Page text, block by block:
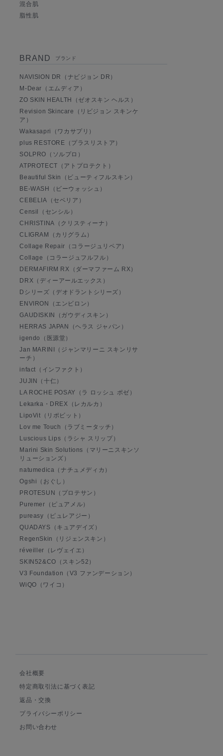
混合肌
脂性肌
BRAND ブランド
NAVISION DR（ナビジョン DR）
M-Dear（エムディア）
ZO SKIN HEALTH（ゼオスキン ヘルス）
Revision Skincare（リビジョン スキンケ
ア）
Wakasapri（ワカサプリ）
plus RESTORE（プラスリストア）
SOLPRO（ソルプロ）
ATPROTECT（アトプロテクト）
Beautiful Skin（ビューティフルスキン）
BE-WASH（ビーウォッシュ）
CEBELIA（セベリア）
Censil（センシル）
CHRISTINA（クリスティーナ）
CLIGRAM（カリグラム）
Collage Repair（コラージュリペア）
Collage（コラージュフルフル）
DERMAFIRM RX（ダーマファーム RX）
DRX（ディーアールエックス）
Dシリーズ（デオドラントシリーズ）
ENVIRON（エンビロン）
GAUDISKIN（ガウディスキン）
HERRAS JAPAN（ヘラス ジャパン）
igendo（医源堂）
Jan MARINI（ジャンマリーニ スキンリサ
ーチ）
infact（インファクト）
JUJIN（十仁）
LA ROCHE POSAY（ラ ロッシュ ポゼ）
Lekarka・DREX（レカルカ）
LipoVit（リポビット）
Lov me Touch（ラブミータッチ）
Luscious Lips（ラシャ スリップ）
Marini Skin Solutions（マリーニスキンソ
リューションズ）
natumedica（ナチュメディカ）
Ogshi（おぐし）
PROTESUN（プロテサン）
Puremer（ピュアメル）
pureasy（ピュレアジー）
QUADAYS（キュアデイズ）
RegenSkin（リジェンスキン）
réveiller（レヴェイエ）
SKIN52&CO（スキン52）
V3 Foundation（V3 ファンデーション）
WiQO（ワイコ）
会社概要
特定商取引法に基づく表記
返品・交換
プライバシーポリシー
お問い合わせ